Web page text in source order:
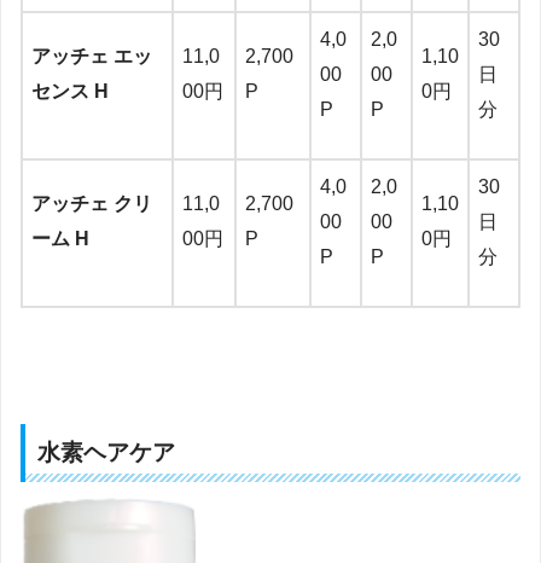
アッチェ エッ
センス H
11,0
00円
2,700
P
4,0
00
P
2,0
00
P
1,10
0円
30
日
分
アッチェ クリ
ーム H
11,0
00円
2,700
P
4,0
00
P
2,0
00
P
1,10
0円
30
日
分
水素ヘアケア